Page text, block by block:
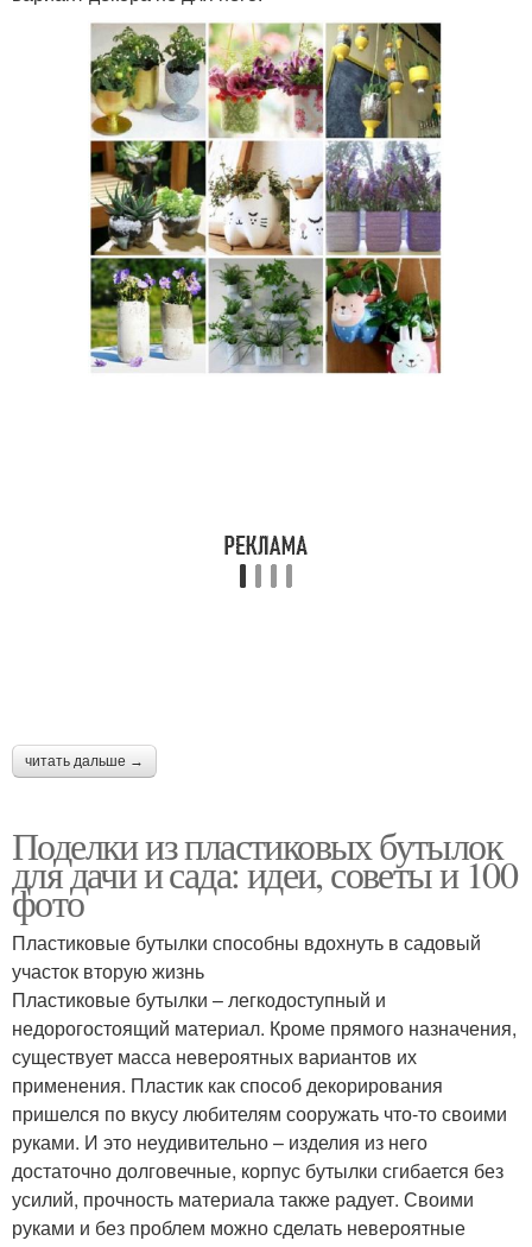
читать дальше →
Поделки из пластиковых бутылок
для дачи и сада: идеи, советы и 100
фото
Пластиковые бутылки способны вдохнуть в садовый
участок вторую жизнь
Пластиковые бутылки – легкодоступный и
недорогостоящий материал. Кроме прямого назначения,
существует масса невероятных вариантов их
применения. Пластик как способ декорирования
пришелся по вкусу любителям сооружать что-то своими
руками. И это неудивительно – изделия из него
достаточно долговечные, корпус бутылки сгибается без
усилий, прочность материала также радует. Своими
руками и без проблем можно сделать невероятные